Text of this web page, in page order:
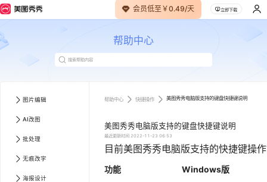
会员低至￥0.49/天 立即下载
帮助中心
图片编辑
AI改图
批处理
无痕改字
海报设计
帮助中心 快捷操作 美图秀秀电脑版支持的键盘快捷键说明
美图秀秀电脑版支持的键盘快捷键说明
最近更新时间 2022-11-23 06:53
目前美图秀秀电脑版支持的快捷键操
功能 Windows版